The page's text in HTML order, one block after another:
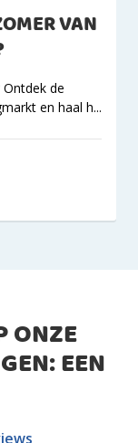
VAN
Ontdek de
en haal h...
ONZE
EEN